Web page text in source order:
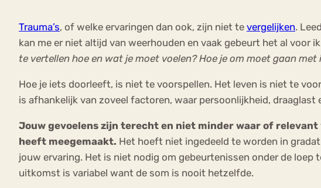
Trauma’s, of welke ervaringen dan ook, zijn niet te vergelijken.
kan me er niet altijd van weerhouden en vaak gebeurt het al voor
te vertellen hoe en wat je moet voelen? Hoe je om moet gaan
Hoe je iets doorleeft, is niet te voorspellen. Het leven is niet te
is afhankelijk van zoveel factoren, waar persoonlijkheid, draaglast
Jouw gevoelens zijn terecht en niet minder waar of relevant
heeft meegemaakt. Het hoeft niet ingedeeld te worden in
jouw ervaring. Het is niet nodig om gebeurtenissen onder de
uitkomst is variabel want de som is nooit hetzelfde.